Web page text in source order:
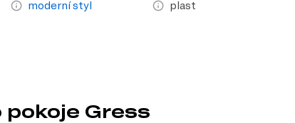
moderní styl plast
pokoje Gress